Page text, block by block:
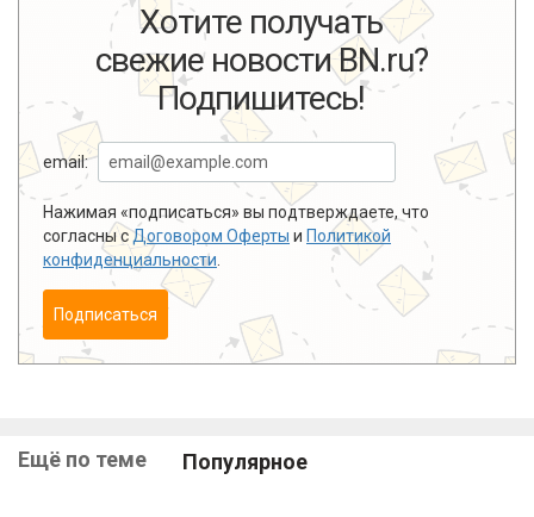
Хотите получать
свежие новости BN.ru?
Подпишитесь!
email:
Нажимая «подписаться» вы подтверждаете, что
согласны сДоговором Оферты и Политикой
конфиденциальности
Подписаться
Ещё по теме Популярное